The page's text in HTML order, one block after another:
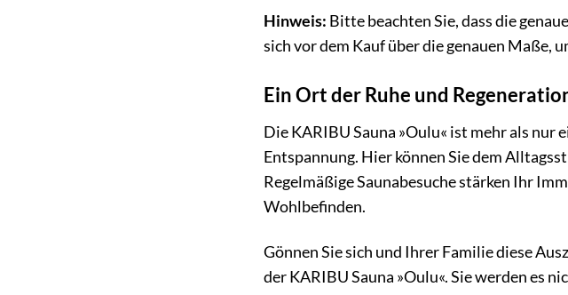
Hinweis: Bitte beachten Sie, dass die
sich vor dem Kauf über die genauen Maße,
Ein Ort der Ruhe und
Die KARIBU Sauna »Oulu« ist mehr als nur
Entspannung. Hier können Sie dem
Regelmäßige Saunabesuche stärken Ihr
Wohlbefinden.
Gönnen Sie sich und Ihrer Familie diese
der KARIBU Sauna »Oulu«. Sie werden es